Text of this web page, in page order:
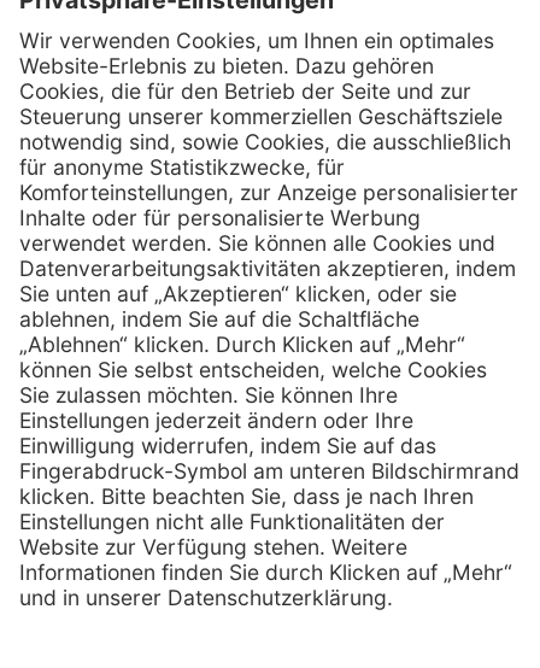
Kontakt
MediQuick Arzt- und Krankenhausbedarfshandel GmbH
Hans-Wunderlich-Straße 7
D-49078 Osnabrück
Telefon:0800 - 633 43 66
E-Mail: info @ mediquick.de
Services
Serviceversprechen
Sprechstundenbedarf
Retoure anmelden
Hilfe
FAQs
Kontakt
Lob & Kritik
Zertifikat Rechtliches
AGB
Impressum
Datenschutz